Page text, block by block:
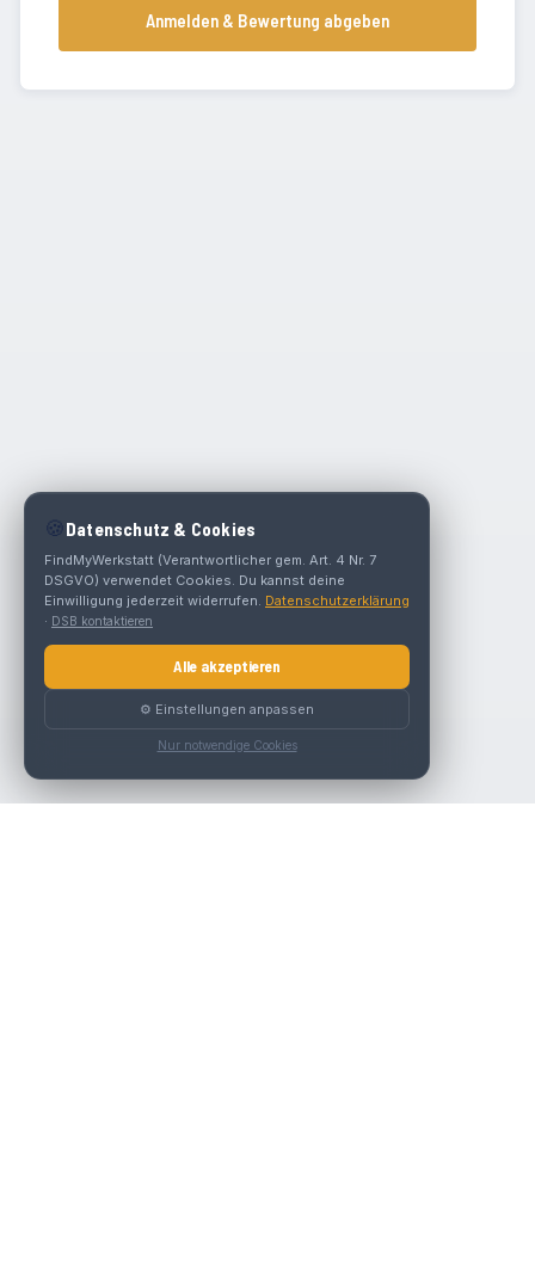
Anmelden & Bewertung abgeben
🍪 Datenschutz & Cookies
FindMyWerkstatt (Verantwortlicher gem. Art. 4 Nr. 7
DSGVO) verwendet Cookies. Du kannst deine
Einwilligung jederzeit widerrufen. Datenschutzerklärung
· DSB kontaktieren
Alle akzeptieren
⚙️ Einstellungen anpassen
Nur notwendige Cookies